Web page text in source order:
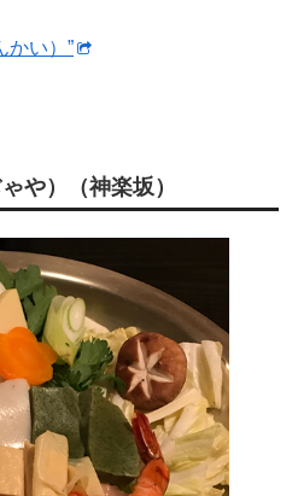
かい）”
や）（神楽坂）